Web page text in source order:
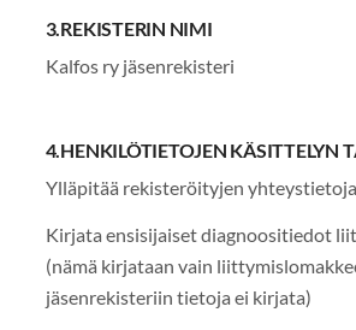
3.REKISTERIN NIMI
Kalfos ry jäsenrekisteri
4.HENKILÖTIETOJEN KÄSITTELYN
Ylläpitää rekisteröityjen yhteystietoja
Kirjata ensisijaiset diagnoositiedot
(nämä kirjataan vain
jäsenrekisteriin tietoja ei kirjata)